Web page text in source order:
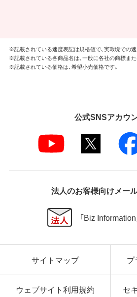
※記載されている速度表記は規格値で、実環境での速
※記載されている各商品名は、一般に各社の商標また
※記載されている価格は、希望小売価格です。
公式SNSアカウ
法人のお客様向けメー
「Biz
サイトマップ プ
ウェブサイト利用規約 セ